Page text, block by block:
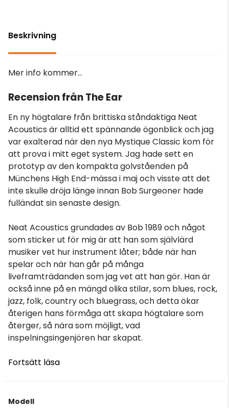
Beskrivning
Mer info kommer...
Recension från The Ear
En ny högtalare från brittiska ståndaktiga Neat
Acoustics är alltid ett spännande ögonblick och jag
var exalterad när den nya Mystique Classic kom för
att prova i mitt eget system. Jag hade sett en
prototyp av den kompakta golvståenden på
Münchens High End-mässa i maj och visste att det
inte skulle dröja länge innan Bob Surgeoner hade
fulländat sin senaste design.
Neat Acoustics grundades av Bob 1989 och något
som sticker ut för mig är att han som självlärd
musiker vet hur instrument låter; både när han
spelar och när han går på många
liveframträdanden som jag vet att han gör. Han är
också inne på en mängd olika stilar, som blues, rock,
jazz, folk, country och bluegrass, och detta ökar
återigen hans förmåga att skapa högtalare som
återger, så nära som möjligt, vad
inspelningsingenjören har skapat.
Fortsätt läsa
Modell